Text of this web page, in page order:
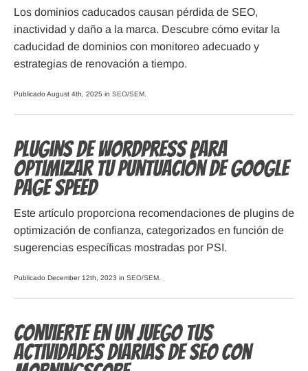
Los dominios caducados causan pérdida de SEO,
inactividad y daño a la marca. Descubre cómo evitar la
caducidad de dominios con monitoreo adecuado y
estrategias de renovación a tiempo.
Publicado August 4th, 2025 in SEO/SEM
Plugins de WordPress para
optimizar tu Puntuación de Google
Page Speed
Este artículo proporciona recomendaciones de plugins de
optimización de confianza, categorizados en función de
sugerencias específicas mostradas por PSI.
Publicado December 12th, 2023 in SEO/SEM
Convierte en un juego tus
actividades diarias de SEO con